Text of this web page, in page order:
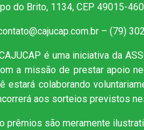
do Brito, 1134, CEP 49015-
– (79)
é uma iniciativa da
a missão de prestar apoio
estará colaborando
aos sorteios previstos
prêmios são meramente